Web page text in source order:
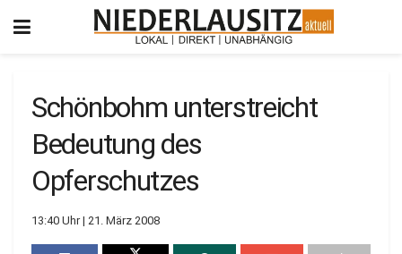
Schönbohm unterstreicht
Bedeutung des
Opferschutzes
13:40 Uhr | 21. März 2008